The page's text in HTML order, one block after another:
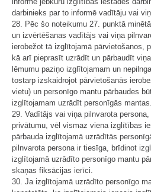
darbinieks par to informē vadītāju vai
28. Pēc šo noteikumu 27. punktā
un izvērtēšanas vadītājs vai viņa
ierobežot tā izglītojamā pārvietošanos,
kā arī pieprasīt uzrādīt un pārbaudīt
lēmumu paziņo izglītojamam un
tostarp izskaidrojot pārvietošanās
vietu) un personīgo mantu pārbaudes
izglītojamam uzrādīt personīgās mantas.
29. Vadītājs vai viņa pilnvarota
privātumu, vēl vismaz viena izglītības
pārbauda izglītojamā uzrādītās
pilnvarota persona ir tiesīga, brīdinot
izglītojamā uzrādīto personīgo mantu
skaņas fiksācijas ierīci.
30. Ja izglītojamā uzrādīto personīgo